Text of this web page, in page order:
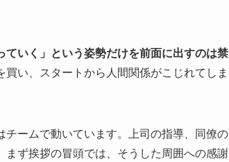
いく」という姿勢だけを前面に出すのは禁
い、スタートから人間関係がこじれてしま
ームで動いています。上司の指導、同僚の
ず挨拶の冒頭では、そうした周囲への感謝